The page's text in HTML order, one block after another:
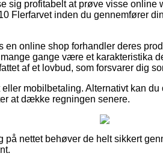
sig profitabelt at prøve visse online
Flerfarvet inden du gennemfører
en online shop forhandler deres
gange være et karakteristika
af et lovbud, som forsvarer dig
mobilbetaling. Alternativt kan
at dække regningen senere.
på nettet behøver de helt sikkert